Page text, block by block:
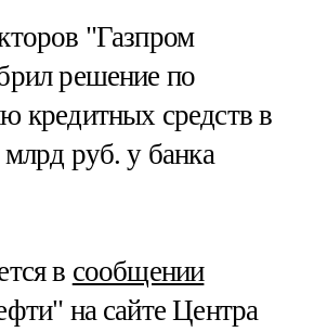
"Газпром
решение по
кредитных средств в
руб. у банка
в сообщении
на сайте Центра